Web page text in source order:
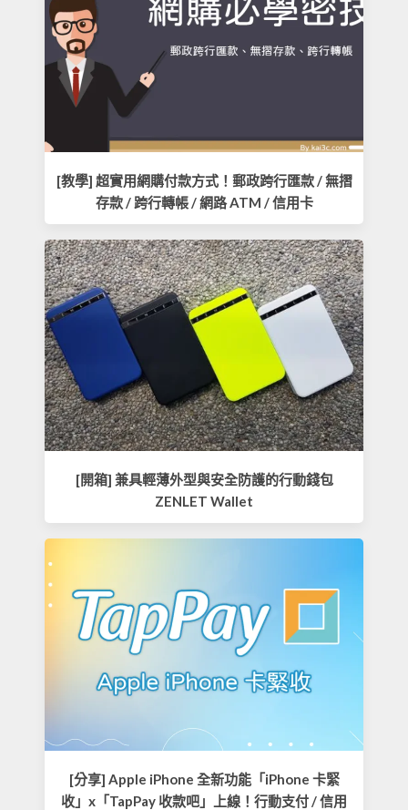
[教學] 超實用網購付款方式！郵政跨行匯款 / 無摺
存款 / 跨行轉帳 / 網路 ATM / 信用卡
[開箱] 兼具輕薄外型與安全防護的行動錢包
ZENLET Wallet
[分享] Apple iPhone 全新功能「iPhone 卡緊
收」x「TapPay 收款吧」上線！行動支付 / 信用